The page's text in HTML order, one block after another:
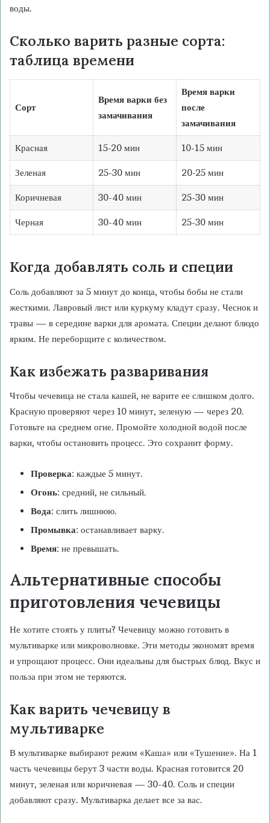
воды.
Сколько варить разные сорта:
таблица времени
Сорт
Время варки без
замачивания
Время варки
после
замачивания
Красная 15-20 мин 10-15 мин
Зеленая 25-30 мин 20-25 мин
Коричневая 30-40 мин 25-30 мин
Черная 30-40 мин 25-30 мин
Когда добавлять соль и специи
Соль добавляют за 5 минут до конца, чтобы бобы не стали
жесткими. Лавровый лист или куркуму кладут сразу. Чеснок и
травы — в середине варки для аромата. Специи делают блюдо
ярким. Не переборщите с количеством.
Как избежать разваривания
Чтобы чечевица не стала кашей, не варите ее слишком долго.
Красную проверяют через 10 минут, зеленую — через 20.
Готовьте на среднем огне. Промойте холодной водой после
варки, чтобы остановить процесс. Это сохранит форму.
Проверка: каждые 5 минут.
Огонь: средний, не сильный.
Вода: слить лишнюю.
Промывка: останавливает варку.
Время: не превышать.
Альтернативные способы
приготовления чечевицы
Не хотите стоять у плиты? Чечевицу можно готовить в
мультиварке или микроволновке. Эти методы экономят время
и упрощают процесс. Они идеальны для быстрых блюд. Вкус и
польза при этом не теряются.
Как варить чечевицу в
мультиварке
В мультиварке выбирают режим «Каша» или «Тушение». На 1
часть чечевицы берут 3 части воды. Красная готовится 20
минут, зеленая или коричневая — 30-40. Соль и специи
добавляют сразу. Мультиварка делает все за вас.